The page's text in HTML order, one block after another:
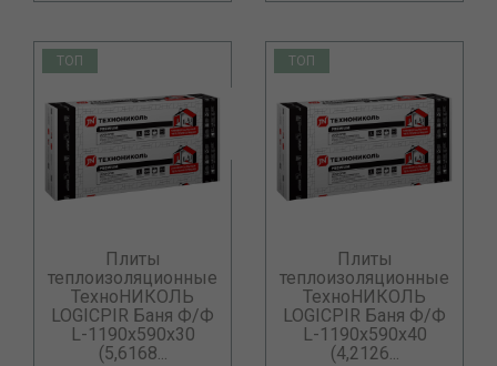
ТОП
Плиты
теплоизоляционные
ТехноНИКОЛЬ
LOGICPIR Баня Ф/Ф
L-1190х590х30
(5,6168...
ТОП
Плиты
теплоизоляционные
ТехноНИКОЛЬ
LOGICPIR Баня Ф/Ф
L-1190х590х40
(4,2126...